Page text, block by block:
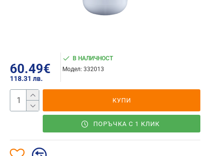
60.49€
118.31 лв.
В НАЛИЧНОСТ
Модел: 332013
КУПИ
ПОРЪЧКА С 1 КЛИК